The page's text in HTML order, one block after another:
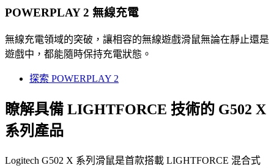
POWERPLAY 2 無線充電
無線充電領域的突破，讓相容的無線遊戲滑鼠無論在靜止還是
遊戲中，都能隨時保持充電狀態。
探索 POWERPLAY 2
瞭解具備 LIGHTFORCE 技術的 G502 X
系列產品
Logitech G502 X 系列滑鼠是首款搭載 LIGHTFORCE 混合式